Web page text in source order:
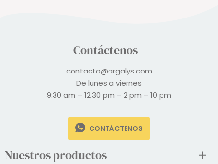
Contáctenos
contacto@argalys.com
De lunes a viernes
9:30 am – 12:30 pm – 2 pm – 10 pm
CONTÁCTENOS
Nuestros productos